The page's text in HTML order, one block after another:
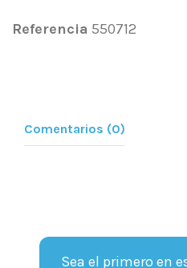
Referencia 550712
Comentarios (0)
Sea el primero en